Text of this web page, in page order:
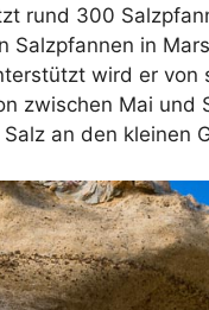
rund 300
in
wird er
zwischen Mai
an den kleinen